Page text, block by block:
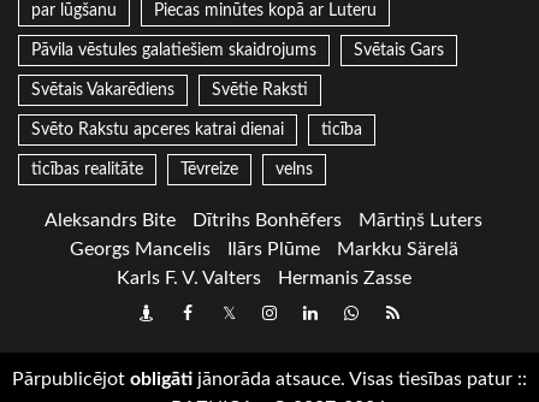
par lūgšanu Piecas minūtes kopā ar Luteru
Pāvila vēstules galatiešiem skaidrojums Svētais Gars
Svētais Vakarēdiens Svētie Raksti
Svēto Rakstu apceres katrai dienai ticība
ticības realitāte Tēvreize velns
Aleksandrs Bite Dītrihs Bonhēfers
Mārtiņš Luters
Georgs Mancelis
Ilārs Plūme
Markku Särelä
Karls F. V. Valters
Hermanis Zasse
DraugiemFacebook
TwitterInstagram
LinkedInwhatsapp
RSS
Pārpublicējot obligāti jānorāda atsauce. Visas tiesības patur ::